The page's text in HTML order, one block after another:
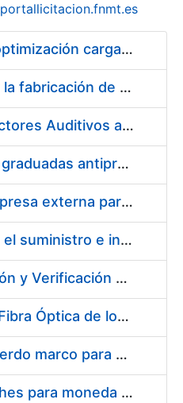
portallicitacion.fnmt.es
Pliego condiciones optimización cargas compras firmado
Acuerdo marco para la fabricación de piezas
Suministro de Protectores Auditivos a medida para las personas trabajadoras de los Centros de Trabajo de Madrid y Burgos
Suministro de gafas graduadas antiproyecciones para los trabajadores de la FNMT-RCM en los centros de trabajo de Madrid y Burgos
Servicios de una empresa externa para el asesoramiento y resolución de los recursos de alzada que se presentan relacionados con procesos de selección para la FNMT-RCM
Acuerdo marco para el suministro e instalación de persianas, estores y otros complementos
Servicio de Calibración y Verificación Externa de los Equipos de Medición del Servicio de Prevención de la FNMT-RCM
Conexión mediante Fibra Óptica de los Centros de Proceso de Datos (CPDs) de las sedes de la FNMT-RCM de Burgos y Madrid
Contratación de acuerdo marco para el Suministro de Material de Electricidad para la Fábrica Nacional de Moneda y Timbre-Real Casa de la Moneda en su centro de trabajo de Burgos
Suministro de estuches para moneda de 30 €